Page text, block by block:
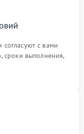
с вами
сроки выполнения,